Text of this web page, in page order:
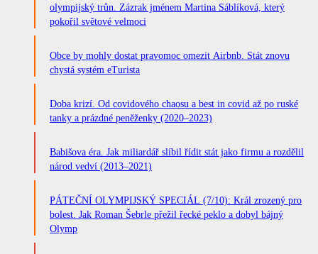
olympijský trůn. Zázrak jménem Martina Sáblíková, který
pokořil světové velmoci
Obce by mohly dostat pravomoc omezit Airbnb. Stát znovu
chystá systém eTurista
Doba krizí. Od covidového chaosu a best in covid až po ruské
tanky a prázdné peněženky (2020–2023)
Babišova éra. Jak miliardář slíbil řídit stát jako firmu a rozdělil
národ vedví (2013–2021)
PÁTEČNÍ OLYMPIJSKÝ SPECIÁL (7/10): Král zrozený pro
bolest. Jak Roman Šebrle přežil řecké peklo a dobyl bájný
Olymp